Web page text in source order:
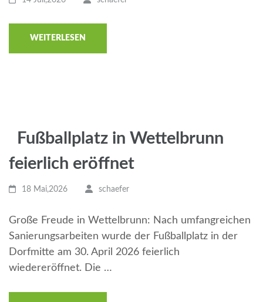
WEITERLESEN
Fußballplatz in Wettelbrunn
feierlich eröffnet
18 Mai,2026 schaefer
Große Freude in Wettelbrunn: Nach umfangreichen
Sanierungsarbeiten wurde der Fußballplatz in der
Dorfmitte am 30. April 2026 feierlich
wiedereröffnet. Die …